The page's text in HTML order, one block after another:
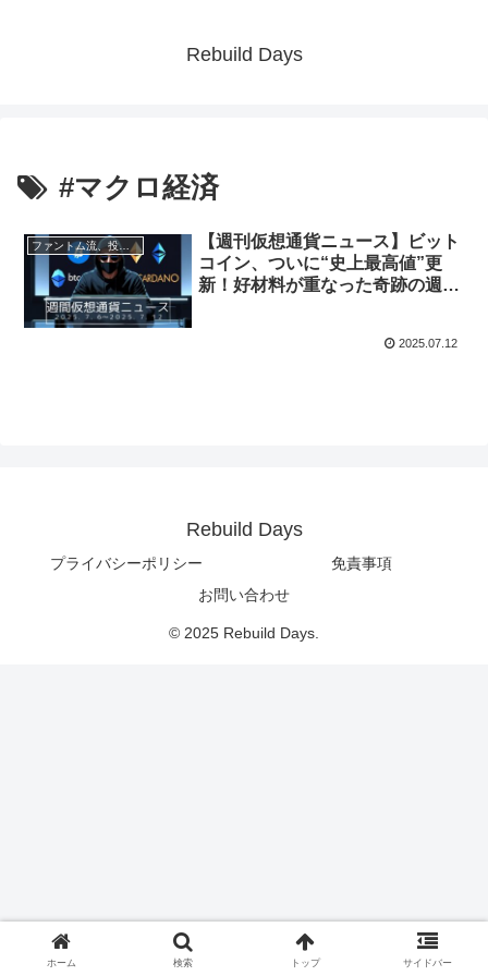
Rebuild Days
#マクロ経済
ファントム流、投資と資産形成術
【週刊仮想通貨ニュース】ビット
コイン、ついに“史上最高値”更
新！好材料が重なった奇跡の週｜
2025.07.12
Rebuild Days
プライバシーポリシー
免責事項
お問い合わせ
© 2025 Rebuild Days.
ホーム 検索 トップ サイドバー